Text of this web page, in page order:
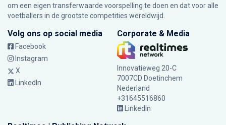
om een eigen transferwaarde voorspelling te doen en dat voor alle
voetballers in de grootste competities wereldwijd.
Volg ons op social media
Facebook
Instagram
X
LinkedIn
Corporate & Media
Innovatieweg 20-C
7007CD Doetinchem
Nederland
+31645516860
LinkedIn